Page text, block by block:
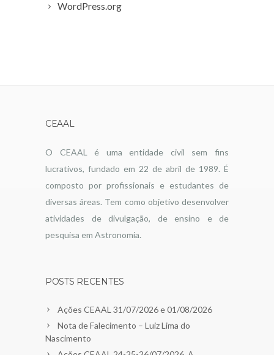
WordPress.org
CEAAL
O CEAAL é uma entidade civil sem fins
lucrativos, fundado em 22 de abril de 1989. É
composto por profissionais e estudantes de
diversas áreas. Tem como objetivo desenvolver
atividades de divulgação, de ensino e de
pesquisa em Astronomia.
POSTS RECENTES
Ações CEAAL 31/07/2026 e 01/08/2026
Nota de Falecimento – Luiz Lima do
Nascimento